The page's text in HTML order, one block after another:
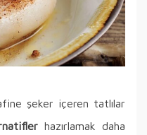
şeker içeren tatlılar
hazırlamak daha